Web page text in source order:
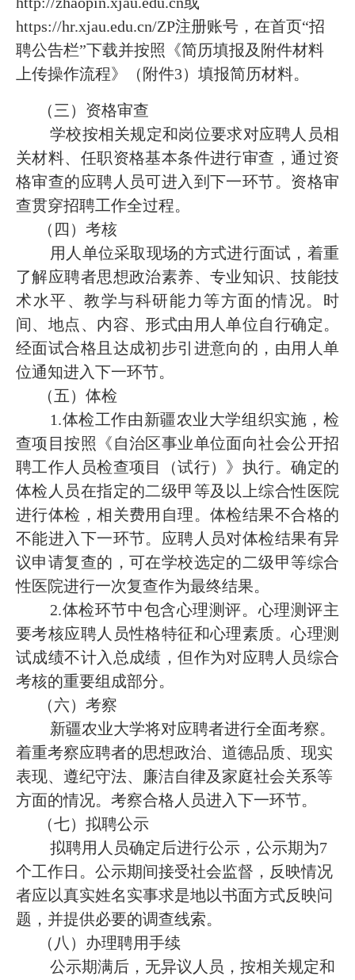
https://hr.xjau.edu.cn/ZP注册账号，在首页“招
聘公告栏”下载并按照《简历填报及附件材料
上传操作流程》（附件3）填报简历材料。
（三）资格审查
学校按相关规定和岗位要求对应聘人员相
关材料、任职资格基本条件进行审查，通过资
格审查的应聘人员可进入到下一环节。资格审
查贯穿招聘工作全过程。
（四）考核
用人单位采取现场的方式进行面试，着重
了解应聘者思想政治素养、专业知识、技能技
术水平、教学与科研能力等方面的情况。时
间、地点、内容、形式由用人单位自行确定。
经面试合格且达成初步引进意向的，由用人单
位通知进入下一环节。
（五）体检
1.体检工作由新疆农业大学组织实施，检
查项目按照《自治区事业单位面向社会公开招
聘工作人员检查项目（试行）》执行。确定的
体检人员在指定的二级甲等及以上综合性医院
进行体检，相关费用自理。体检结果不合格的
不能进入下一环节。应聘人员对体检结果有异
议申请复查的，可在学校选定的二级甲等综合
性医院进行一次复查作为最终结果。
2.体检环节中包含心理测评。心理测评主
要考核应聘人员性格特征和心理素质。心理测
试成绩不计入总成绩，但作为对应聘人员综合
考核的重要组成部分。
（六）考察
新疆农业大学将对应聘者进行全面考察。
着重考察应聘者的思想政治、道德品质、现实
表现、遵纪守法、廉洁自律及家庭社会关系等
方面的情况。考察合格人员进入下一环节。
（七）拟聘公示
拟聘用人员确定后进行公示，公示期为7
个工作日。公示期间接受社会监督，反映情况
者应以真实姓名实事求是地以书面方式反映问
题，并提供必要的调查线索。
（八）办理聘用手续
公示期满后，无异议人员，按相关规定和